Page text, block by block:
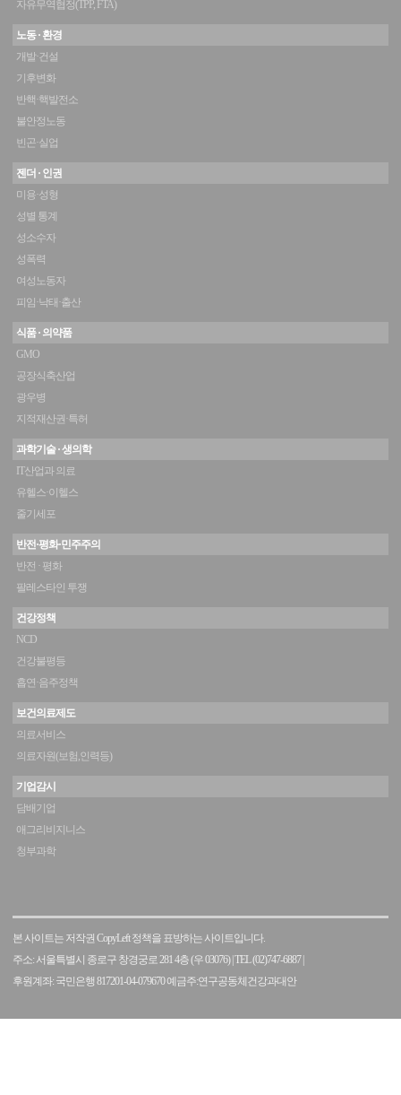
자유무역협정(TPP, FTA)
노동 · 환경
개발·건설
기후변화
반핵·핵발전소
불안정노동
빈곤·실업
젠더 · 인권
미용·성형
성별 통계
성소수자
성폭력
여성노동자
피임·낙태·출산
식품 · 의약품
GMO
공장식축산업
광우병
지적재산권·특허
과학기술 · 생의학
IT산업과 의료
유헬스·이헬스
줄기세포
반전·평화·민주주의
반전 · 평화
팔레스타인 투쟁
건강정책
NCD
건강불평등
흡연·음주정책
보건의료제도
의료서비스
의료자원(보험,인력등)
기업감시
담배기업
애그리비지니스
청부과학
본 사이트는 저작권 CopyLeft 정책을 표방하는 사이트입니다.
주소: 서울특별시 종로구 창경궁로 281 4층 (우 03076)| TEL (02)747-6887|
후원계좌: 국민은행 817201-04-079670 예금주:연구공동체건강과대안